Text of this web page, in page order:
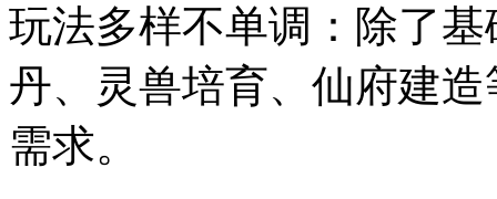
玩法多样不单调：除了
丹、灵兽培育、仙府建
需求。